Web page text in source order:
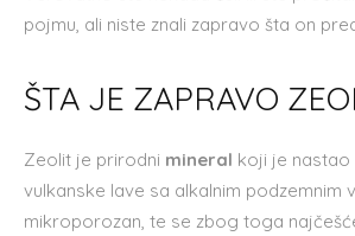
pojmu, ali niste znali zapravo šta on
ŠTA JE ZAPRAVO
Zeolit je prirodni mineral koji je nastao
vulkanske lave sa alkalnim podzemnim
mikroporozan, te se zbog toga